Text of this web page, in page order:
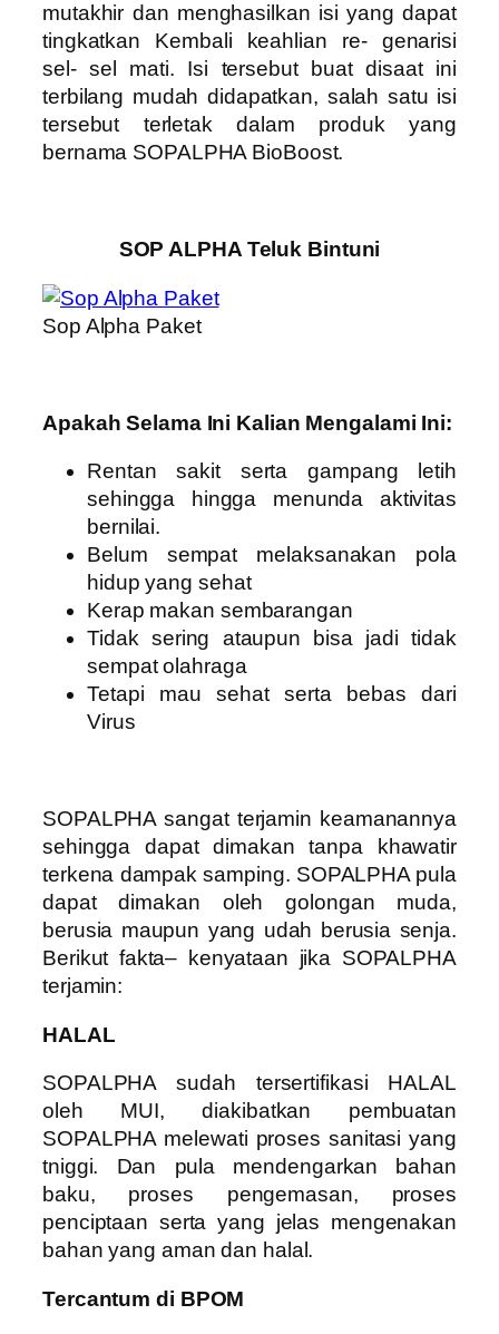
mutakhir dan menghasilkan isi yang dapat
tingkatkan Kembali keahlian re- genarisi
sel- sel mati. Isi tersebut buat disaat ini
terbilang mudah didapatkan, salah satu isi
tersebut terletak dalam produk yang
bernama SOPALPHA BioBoost.
SOP ALPHA Teluk Bintuni
Sop Alpha Paket
Apakah Selama Ini Kalian Mengalami Ini:
Rentan sakit serta gampang letih
sehingga hingga menunda aktivitas
bernilai.
Belum sempat melaksanakan pola
hidup yang sehat
Kerap makan sembarangan
Tidak sering ataupun bisa jadi tidak
sempat olahraga
Tetapi mau sehat serta bebas dari
Virus
SOPALPHA sangat terjamin keamanannya
sehingga dapat dimakan tanpa khawatir
terkena dampak samping. SOPALPHA pula
dapat dimakan oleh golongan muda,
berusia maupun yang udah berusia senja.
Berikut fakta– kenyataan jika SOPALPHA
terjamin:
HALAL
SOPALPHA sudah tersertifikasi HALAL
oleh MUI, diakibatkan pembuatan
SOPALPHA melewati proses sanitasi yang
tniggi. Dan pula mendengarkan bahan
baku, proses pengemasan, proses
penciptaan serta yang jelas mengenakan
bahan yang aman dan halal.
Tercantum di BPOM